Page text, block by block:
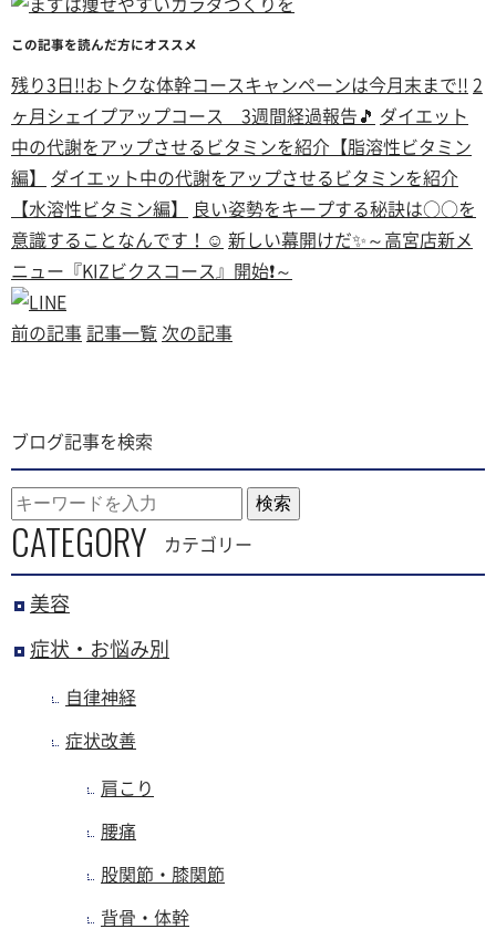
この記事を読んだ方にオススメ
残り3日!!おトクな体幹コースキャンペーンは今月末まで!! 2
ヶ月シェイプアップコース 3週間経過報告🎵 ダイエット
中の代謝をアップさせるビタミンを紹介【脂溶性ビタミン
編】
ダイエット中の代謝をアップさせるビタミンを紹介
【水溶性ビタミン編】
良い姿勢をキープする秘訣は○○を
意識することなんです！☺ 新しい幕開けだ✨～高宮店新メ
ニュー『KIZビクスコース』開始❗～
前の記事 記事一覧 次の記事
ブログ記事を検索
検索
CATEGORY カテゴリー
美容
症状・お悩み別
自律神経
症状改善
肩こり
腰痛
股関節・膝関節
背骨・体幹